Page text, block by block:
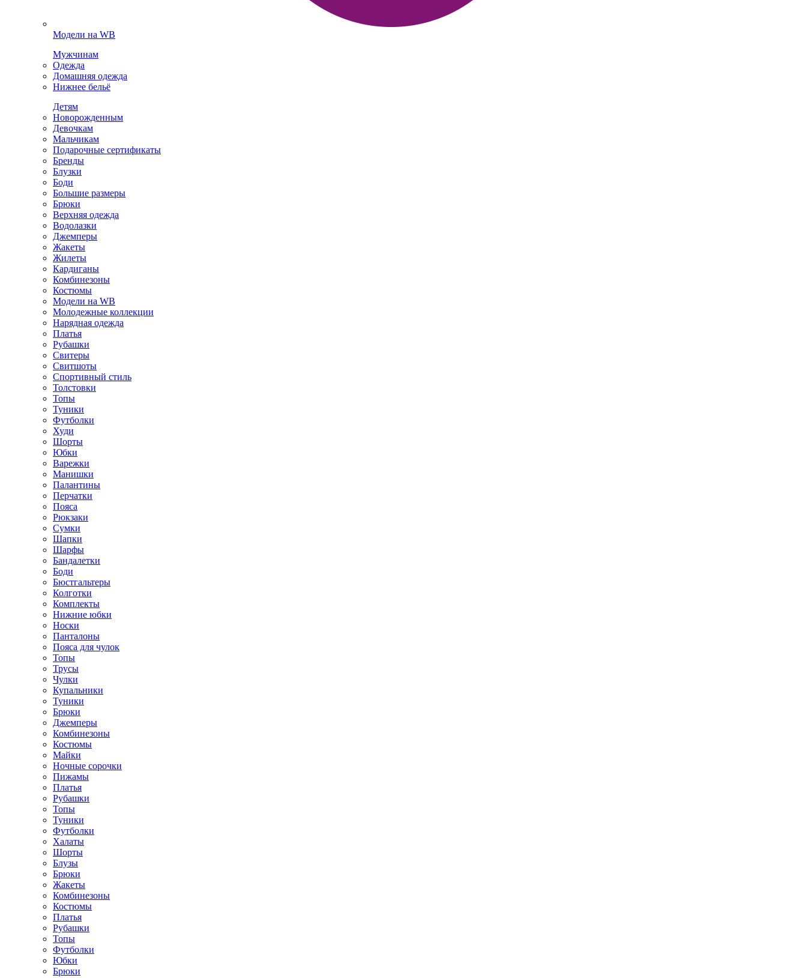
Модели на WB
Мужчинам
Одежда
Домашняя одежда
Нижнее бельё
Детям
Новорожденным
Девочкам
Мальчикам
Подарочные сертификаты
Бренды
Блузки
Боди
Большие размеры
Брюки
Верхняя одежда
Водолазки
Джемперы
Жакеты
Жилеты
Кардиганы
Комбинезоны
Костюмы
Модели на WB
Молодежные коллекции
Нарядная одежда
Платья
Рубашки
Свитеры
Свитшоты
Спортивный стиль
Толстовки
Топы
Туники
Футболки
Худи
Шорты
Юбки
Варежки
Манишки
Палантины
Перчатки
Пояса
Рюкзаки
Сумки
Шапки
Шарфы
Бандалетки
Боди
Бюстгальтеры
Колготки
Комплекты
Нижние юбки
Носки
Панталоны
Поясa для чулок
Топы
Трусы
Чулки
Купальники
Туники
Брюки
Джемперы
Комбинезоны
Костюмы
Майки
Ночные сорочки
Пижамы
Платья
Рубашки
Топы
Туники
Футболки
Халаты
Шорты
Блузы
Брюки
Жакеты
Комбинезоны
Костюмы
Платья
Рубашки
Топы
Футболки
Юбки
Брюки